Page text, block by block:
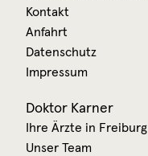
Kontakt
Anfahrt
Datenschutz
Impressum
Doktor Karner
Ihre Ärzte in Freiburg
Unser Team